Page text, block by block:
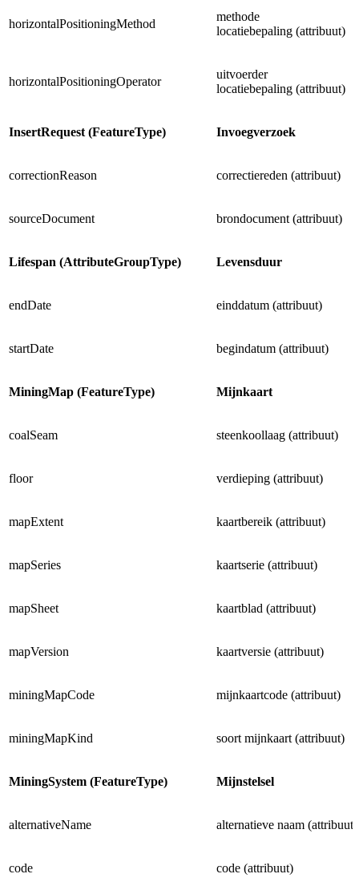
horizontalPositioningMethod
methode
locatiebepaling (attribuut)
horizontalPositioningOperator
uitvoerder
locatiebepaling (attribuut)
InsertRequest (FeatureType) Invoegverzoek
correctionReason correctiereden (attribuut)
sourceDocument brondocument (attribuut)
Lifespan (AttributeGroupType) Levensduur
endDate einddatum (attribuut)
startDate begindatum (attribuut)
MiningMap (FeatureType) Mijnkaart
coalSeam steenkoollaag (attribuut)
floor verdieping (attribuut)
mapExtent kaartbereik (attribuut)
mapSeries kaartserie (attribuut)
mapSheet kaartblad (attribuut)
mapVersion kaartversie (attribuut)
miningMapCode mijnkaartcode (attribuut)
miningMapKind soort mijnkaart (attribuut)
MiningSystem (FeatureType) Mijnstelsel
alternativeName alternatieve naam (attribuut)
code code (attribuut)